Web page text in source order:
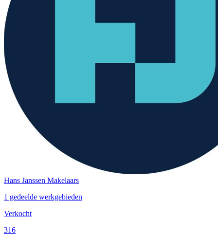
Hans Janssen Makelaars
1 gedeelde werkgebieden
Verkocht
316